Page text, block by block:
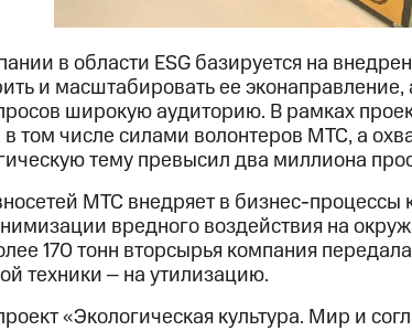
в области ESG базируется на
и масштабировать ее
широкую аудиторию. В рамках
том числе силами волонтеров МТС, а
тему превысил два миллиона
МТС внедряет в бизнес-
вредного воздействия на
170 тонн вторсырья компания
техники ‒ на утилизацию.
«Экологическая культура. Мир и